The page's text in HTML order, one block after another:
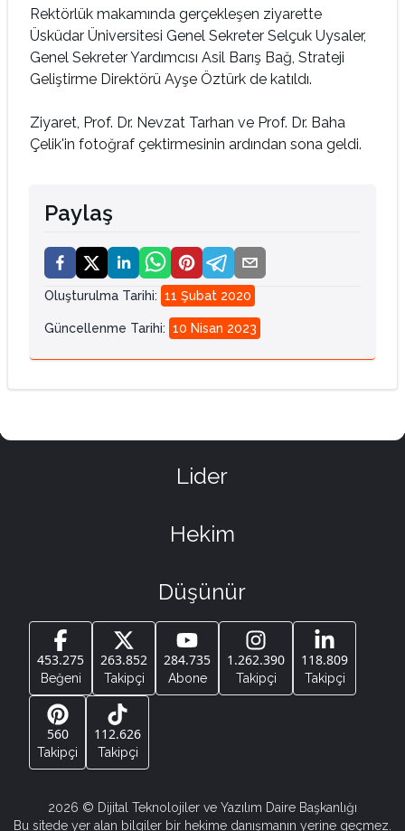
Rektörlük makamında gerçekleşen ziyarette
Üsküdar Üniversitesi Genel Sekreter Selçuk Uysaler,
Genel Sekreter Yardımcısı Asil Barış Bağ, Strateji
Geliştirme Direktörü Ayşe Öztürk de katıldı.
Ziyaret, Prof. Dr. Nevzat Tarhan ve Prof. Dr. Baha
Çelik'in fotoğraf çektirmesinin ardından sona geldi.
Paylaş
Oluşturulma Tarihi: 11 Şubat 2020
Güncellenme Tarihi: 10 Nisan 2023
Lider
Hekim
Düşünür
453.275
Beğeni
263.852
Takipçi
284.735
Abone
1.262.390
Takipçi
118.809
Takipçi
560
Takipçi
112.626
Takipçi
2026 © Dijital Teknolojiler ve Yazılım Daire Başkanlığı
Bu sitede yer alan bilgiler bir hekime danışmanın yerine geçmez.